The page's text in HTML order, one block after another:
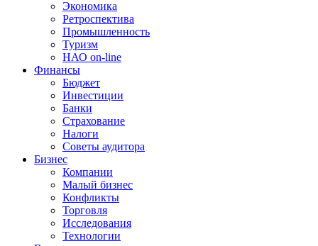
Экономика
Ретроспектива
Промышленность
Туризм
НАО on-line
Финансы
Бюджет
Инвестиции
Банки
Страхование
Налоги
Советы аудитора
Бизнес
Компании
Малый бизнес
Конфликты
Торговля
Исследования
Технологии